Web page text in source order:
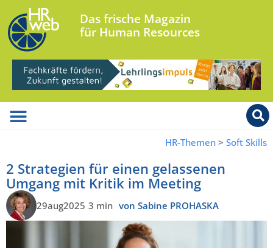
Das frische Magazin
für Human Resources
HR-Themen > Soft Skills
2 Strategien für einen gelassenen
Umgang mit Kritik im Meeting
29aug2025 3 min von Sabine PROHASKA